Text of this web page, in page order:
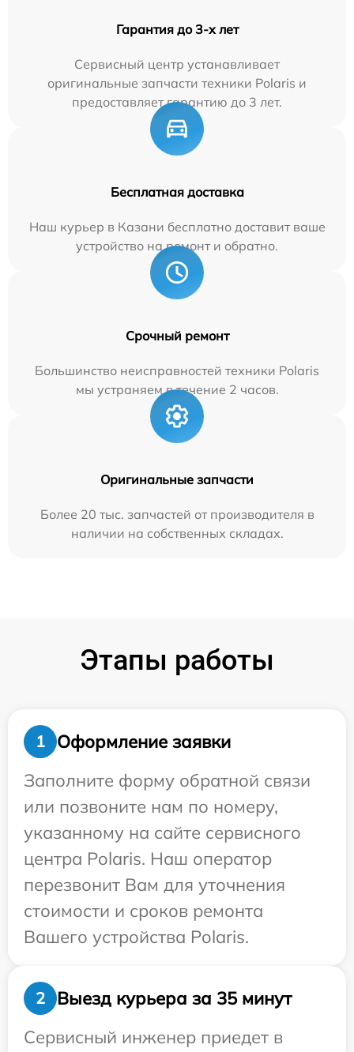
Гарантия до 3-х лет
Сервисный центр устанавливает
оригинальные запчасти техники Polaris и
предоставляет гарантию до 3 лет.
Бесплатная доставка
Наш курьер в Казани бесплатно доставит ваше
устройство на ремонт и обратно.
Срочный ремонт
Большинство неисправностей техники Polaris
мы устраняем в течение 2 часов.
Оригинальные запчасти
Более 20 тыс. запчастей от производителя в
наличии на собственных складах.
Этапы работы
1
Оформление заявки
Заполните форму обратной связи
или позвоните нам по номеру,
указанному на сайте сервисного
центра Polaris. Наш оператор
перезвонит Вам для уточнения
стоимости и сроков ремонта
Вашего устройства Polaris.
2
Выезд курьера за 35 минут
Сервисный инженер приедет в